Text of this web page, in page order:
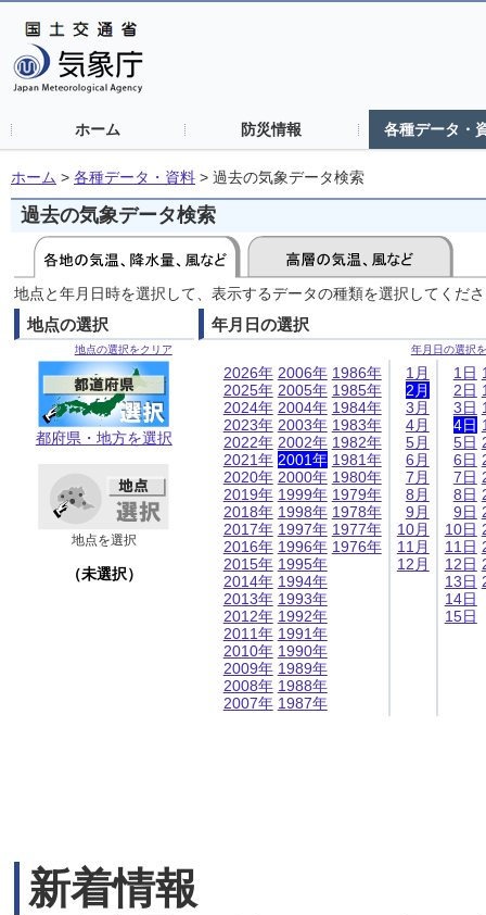
ホーム 防災情報 各種データ・
ホーム > 各種データ・資料 > 過去の気象データ検索
過去の気象データ検索
地点と年月日時を選択して、表示するデータの種類を選択してくだ
地点の選択
地点の選択をクリア
都府県・地方を選択
地点を選択
（未選択）
年月日の選択
年月日の選択
2026年
2025年
2024年
2023年
2022年
2021年
2020年
2019年
2018年
2017年
2016年
2015年
2014年
2013年
2012年
2011年
2010年
2009年
2008年
2007年
2006年
2005年
2004年
2003年
2002年
2001年
2000年
1999年
1998年
1997年
1996年
1995年
1994年
1993年
1992年
1991年
1990年
1989年
1988年
1987年
1986年
1985年
1984年
1983年
1982年
1981年
1980年
1979年
1978年
1977年
1976年
1月
2月
3月
4月
5月
6月
7月
8月
9月
10月
11月
12月
1日
2日
3日
4日
5日
6日
7日
8日
9日
10日
11日
12日
13日
14日
15日
新着情報